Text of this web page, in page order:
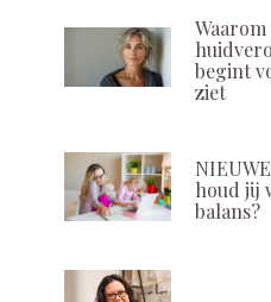
Waarom
begint
ziet
houd jij
balans?